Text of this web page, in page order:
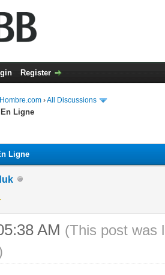
Register
›All Discussions
Ligne
Ligne
AM (This post was